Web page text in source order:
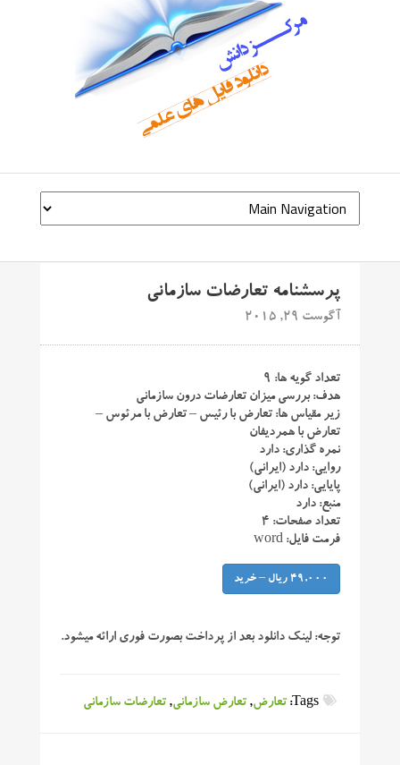
پرسشنامه تعارضات سازمانی
آگوست 29, 2015
تعداد گویه ها: ۹
هدف: بررسی میزان تعارضات درون سازمانی
زیر مقیاس ها: تعارض با رئیس – تعارض با مرئوس –
تعارض با همردیفان
نمره گذاری: دارد
روایی: دارد (ایرانی)
پایایی: دارد (ایرانی)
منبع: دارد
تعداد صفحات: ۴
فرمت فایل: word
49,000 ریال – خرید
توجه: لینک دانلود بعد از پرداخت بصورت فوری ارائه میشود.
Tags: تعارض,تعارض سازمانی,تعارضات سازمانی